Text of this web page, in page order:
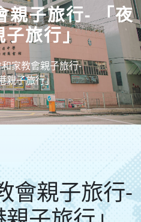
親子旅行- 「夜
子旅行」
家教會親子旅行-
親子旅行」
會親子旅行-